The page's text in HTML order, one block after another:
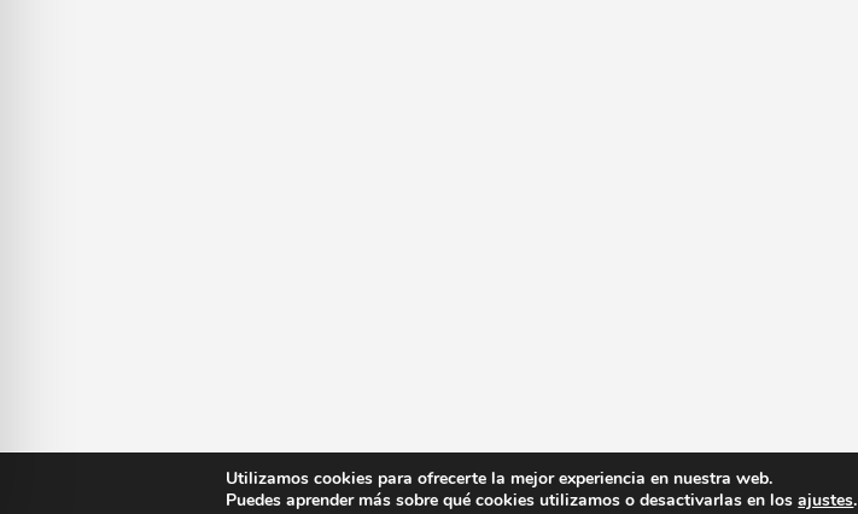
Utilizamos cookies para ofrecerte la mejor experiencia en nuestra web.
Puedes aprender más sobre qué cookies utilizamos o desactivarlas en losajustes.